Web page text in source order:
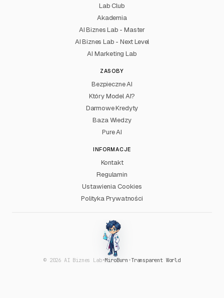
Lab Club
Akademia
AI Biznes Lab - Master
AI Biznes Lab - Next Level
AI Marketing Lab
ZASOBY
Bezpieczne AI
Który Model AI?
Darmowe Kredyty
Baza Wiedzy
Pure AI
INFORMACJE
Kontakt
Regulamin
Ustawienia Cookies
Polityka Prywatności
© 2026 AI Biznes Lab•MiroBurn •Transparent World